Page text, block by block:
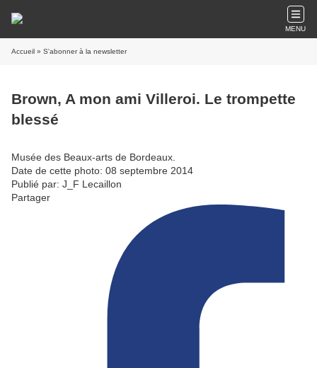
MENU
Accueil » S'abonner à la newsletter
Brown, A mon ami Villeroi. Le trompette
blessé
Musée des Beaux-arts de Bordeaux.
Date de cette photo: 08 septembre 2014
Publié par: J_F Lecaillon
Partager